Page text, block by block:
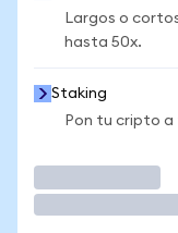
Largos o
hasta 50x.
Staking
Pon tu cripto